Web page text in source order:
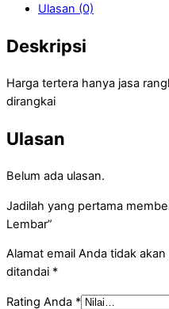
Ulasan (0)
Deskripsi
Harga tertera hanya jasa
dirangkai
Ulasan
Belum ada ulasan.
Jadilah yang pertama
Lembar”
Alamat email Anda tidak
ditandai *
Rating Anda *